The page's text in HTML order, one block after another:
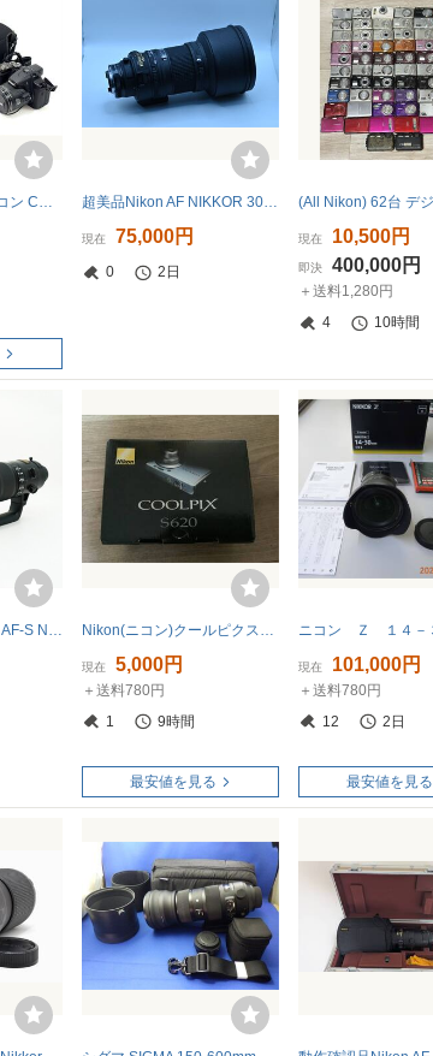
Ψ305706 / Nikon ニコン COOLPIX P520デジタルカメラ / 804-4 超美品Nikon AF NIKKOR 300mm 1:2.8 ED 単焦点望遠レンズ
現在 75,000円
0 2日
現在 10,500円
即決 400,000円
＋送料1,280円
4
10時間
現在 5,000円
＋送料780円
1
9時間
最安値を見る
現在 101,000円
＋送料780円
12
2日
最安値を見る